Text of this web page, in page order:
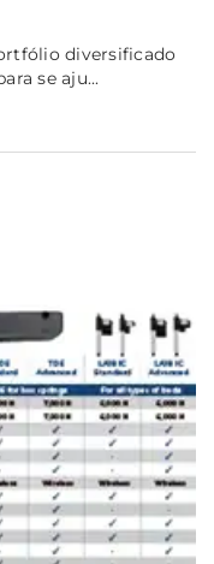
diversificado
se aju...